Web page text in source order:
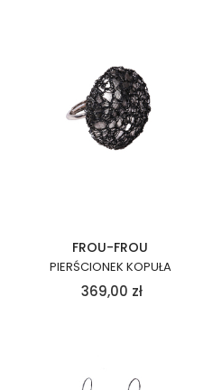
FROU-FROU
PIERŚCIONEK KOPUŁA
369,00 zł